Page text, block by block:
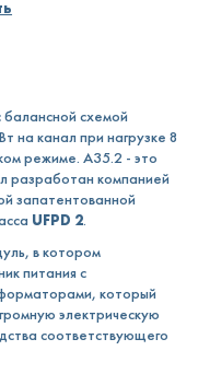
схемой
на канал при нагрузке 8
режиме. A35.2 - это
разработан компанией
запатентованной
UFPD 2.
в котором
питания с
который
электрическую
соответствующего